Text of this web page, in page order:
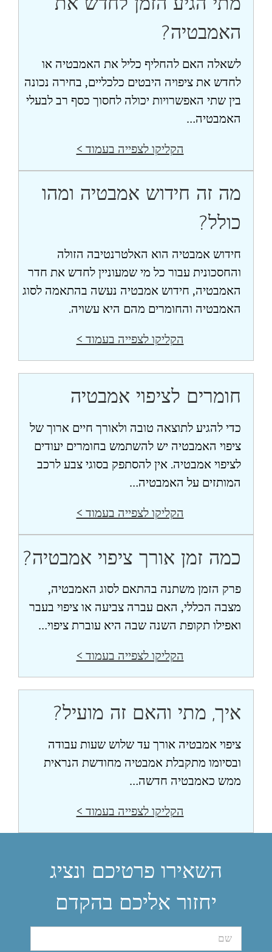
האמבטיה?
לשאלה האם להחליף כליל את האמבטיה או
לחדש את ציפויה היבטים כלכליים, בחירה נכונה
בין שתי האפשרויות יכולה לחסוך כסף רב לבעלי
האמבטיה…
הקליקו לצפייה בעמוד >
מה זה חידוש אמבטיה ומהו
כולל?
חידוש אמבטיה הוא האלטרנטיבה הזולה
והחסכונית עבור כל מי שמעוניין לחדש את חדר
האמבטיה, חידוש אמבטיה נעשה בהתאמה לסוג
האמבטיה והחומרים מהם היא עשויה.
הקליקו לצפייה בעמוד >
חומרים לציפוי אמבטיה
כדי להגיע לתוצאה טובה ולאורך חיים ארוך של
ציפוי האמבטיה יש להשתמש בחומרים יעודים
לציפוי אמבטיה. אין להסתפק בסוגי צבע לרכב
המותזים על האמבטיה…
הקליקו לצפייה בעמוד >
כמה זמן אורך ציפוי אמבטיה?
פרק הזמן משתנה בהתאם לסוג האמבטיה,
מצבה הכללי, האם עברה צביעה או ציפוי בעבר
ואפילו תקופת השנה שבה היא עוברת ציפוי…
הקליקו לצפייה בעמוד >
איך, מתי והאם זה מועיל?
ציפוי אמבטיה אורך עד שלוש שעות עבודה
ובסיומו מתקבלת אמבטיה מחודשת הנראית
ממש כאמבטיה חדשה…
הקליקו לצפייה בעמוד >
השאירו פרטיכם ונציג
יחזור אליכם בהקדם